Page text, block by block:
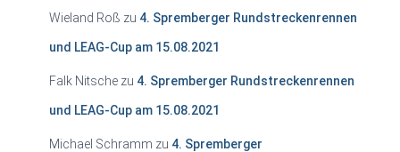
Wieland Roß zu 4. Spremberger Rundstreckenrennen
und LEAG-Cup am 15.08.2021
Falk Nitsche zu 4. Spremberger Rundstreckenrennen
und LEAG-Cup am 15.08.2021
Michael Schramm zu 4. Spremberger